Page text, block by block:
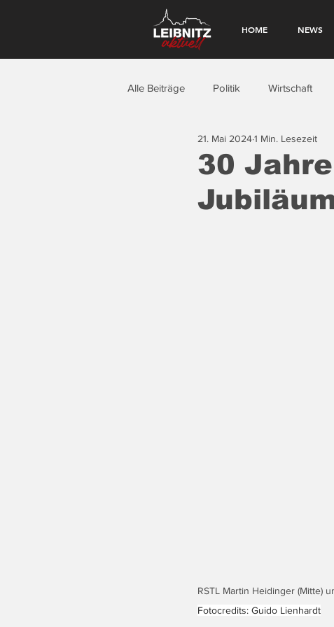
HOME NEWS
Alle Beiträge Politik Wirtschaft
30
21. Mai 20241 Min. Lesezeit
RSTL Martin Heidinger (Mitte)
Fotocredits: Guido Lienhardt